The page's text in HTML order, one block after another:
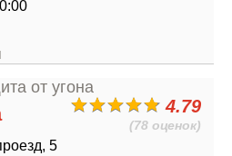
4.79
(78 оценок)
5